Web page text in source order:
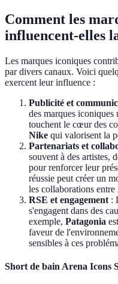
Comment les
influencent-elles
Les marques iconiques
par divers canaux. Voici
exercent leur influence :
Publicité et
des marques iconiques
touchent le cœur des
Nike qui valorisent la
Partenariats et
souvent à des artistes,
pour renforcer leur
réussie peut créer un
les collaborations entre
RSE et engagement :
s'engagent dans des
exemple, Patagonia
faveur de
sensibles à ces
Short de bain Arena Icons